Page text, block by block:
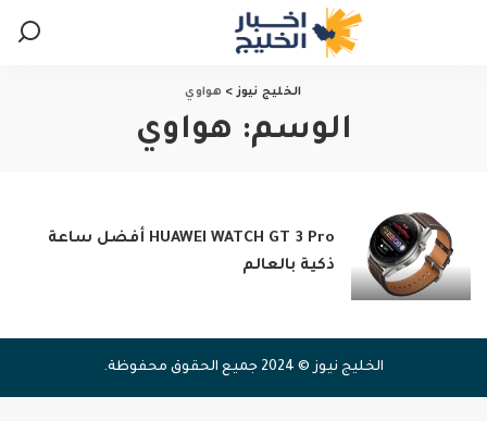
الخليج نيوز> هواوي
الوسم: هواوي
HUAWEI WATCH GT 3 Pro أفضل ساعة
ذكية بالعالم
الخليج نيوز © 2024 جميع الحقوق محفوظة.